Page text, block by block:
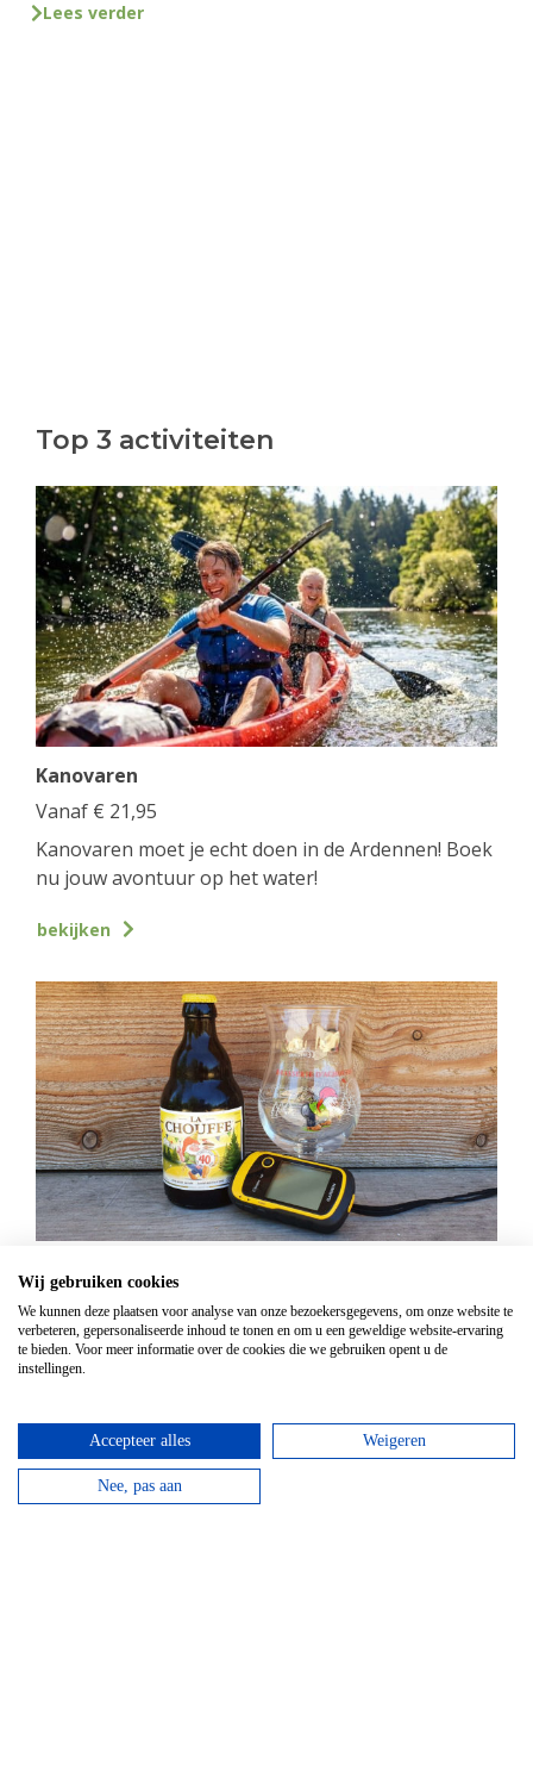
Lees verder
Top 3 activiteiten
Kanovaren
Vanaf € 21,95
Kanovaren moet je echt doen in de Ardennen! Boek
nu jouw avontuur op het water!
bekijken
GPS Chouffe wandeling
Vanaf€16,95
Beantwoord de vragen, vul de juiste coördinaten in
en verdien een Chouffe biertje!
bekijken
Wij gebruiken cookies
We kunnen deze plaatsen voor analyse van onze bezoekersgegevens, om onze website te
verbeteren, gepersonaliseerde inhoud te tonen en om u een geweldige website-ervaring
te bieden. Voor meer informatie over de cookies die we gebruiken opent u de
instellingen.
Accepteer alles Weigeren
Nee, pas aan